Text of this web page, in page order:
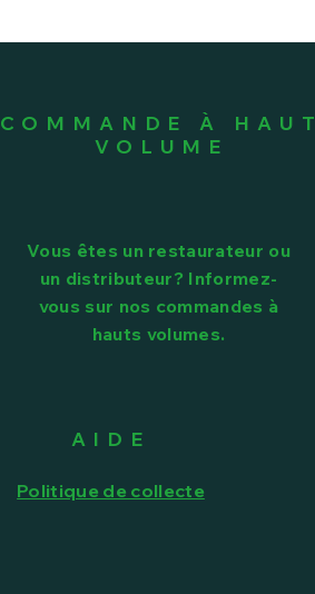
COMMANDE À HAUT
VOLUME
Vous êtes un restaurateur ou
un distributeur? Informez-
vous sur nos commandes à
hauts volumes.
AIDE
Politique de collecte